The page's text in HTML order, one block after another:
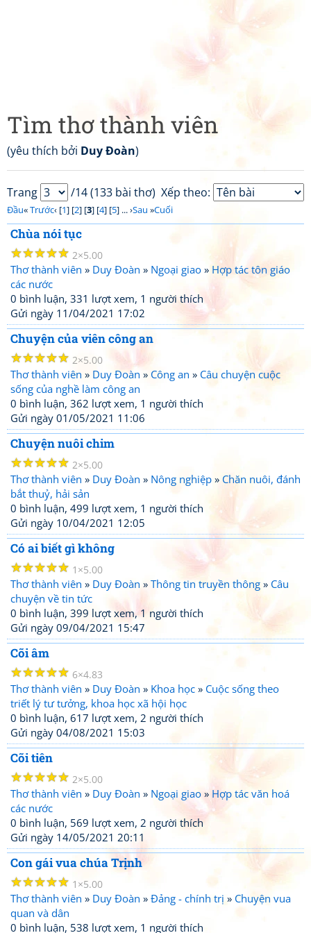
Tìm thơ thành viên
(yêu thích bởi Duy Đoàn)
Xếp theo:
Trang /14 (133 bài thơ)
Đầu«Trước‹ [1] [2] [3] [4] [5] ... ›Sau »Cuối
Chùa nói tục
☆
☆
☆
☆
☆ 2 5.00
Thơ thành viên » Duy Đoàn » Ngoại giao » Hợp tác tôn giáo
các nước
0 bình luận, 331 lượt xem, 1 người thích
Gửi ngày 11/04/2021 17:02
Chuyện của viên công an
☆
☆
☆
☆
☆ 2 5.00
Thơ thành viên » Duy Đoàn » Công an » Câu chuyện cuộc
sống của nghề làm công an
0 bình luận, 362 lượt xem, 1 người thích
Gửi ngày 01/05/2021 11:06
Chuyện nuôi chim
☆
☆
☆
☆
☆ 2 5.00
Thơ thành viên » Duy Đoàn » Nông nghiệp » Chăn nuôi, đánh
bắt thuỷ, hải sản
0 bình luận, 499 lượt xem, 1 người thích
Gửi ngày 10/04/2021 12:05
Có ai biết gì không
☆
☆
☆
☆
☆ 1 5.00
Thơ thành viên » Duy Đoàn » Thông tin truyền thông » Câu
chuyện về tin tức
0 bình luận, 399 lượt xem, 1 người thích
Gửi ngày 09/04/2021 15:47
Cõi âm
☆
☆
☆
☆
☆ 6 4.83
Thơ thành viên » Duy Đoàn » Khoa học » Cuộc sống theo
triết lý tư tưởng, khoa học xã hội học
0 bình luận, 617 lượt xem, 2 người thích
Gửi ngày 04/08/2021 15:03
Cõi tiên
☆
☆
☆
☆
☆ 2 5.00
Thơ thành viên » Duy Đoàn » Ngoại giao » Hợp tác văn hoá
các nước
0 bình luận, 569 lượt xem, 2 người thích
Gửi ngày 14/05/2021 20:11
Con gái vua chúa Trịnh
☆
☆
☆
☆
☆ 1 5.00
Thơ thành viên » Duy Đoàn » Đảng - chính trị » Chuyện vua
quan và dân
0 bình luận, 538 lượt xem, 1 người thích